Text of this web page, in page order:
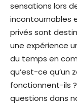
sensations lors
incontournables
privés sont
une expérience
du temps en
qu’est-ce qu’un
fonctionnent-ils
questions dans